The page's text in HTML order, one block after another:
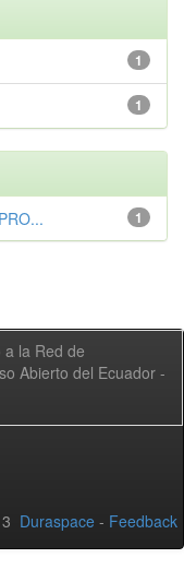
1
1
1
la Red de
Abierto del Ecuador -
Duraspace - Feedback